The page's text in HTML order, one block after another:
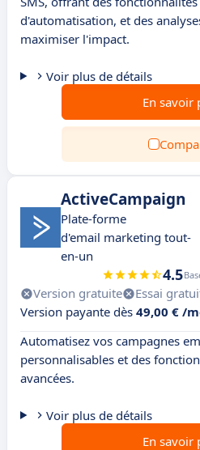
d'automatisation, et des
maximiser l'impact.
Voir plus de détails
En savoir
ActiveCampaign
Plate-forme
d'email marketing tout-
en-un
4.5
Version gratuite Essai
Version payante dès 49,00 € /
Automatisez vos campagnes
personnalisables et des
avancées.
Voir plus de détails
En savoir